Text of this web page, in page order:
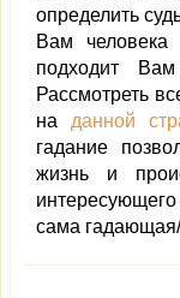
определить
Вам человека
подходит
Рассмотреть
на данной
гадание
жизнь и
сама